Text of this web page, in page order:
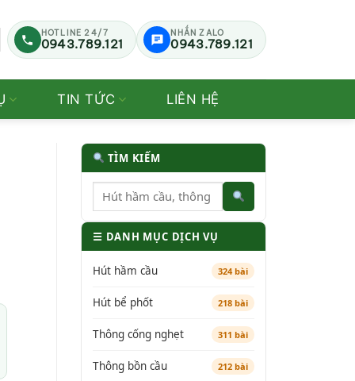
HOTLINE 24/7
0943.789.121
NHẮN ZALO
0943.789.121
TIN TỨC LIÊN HỆ
TÌM KIẾM
☰ DANH MỤC DỊCH VỤ
Hút hầm cầu 324 bài
Hút bể phốt 218 bài
Thông cống nghẹt 311 bài
Thông bồn cầu 212 bài